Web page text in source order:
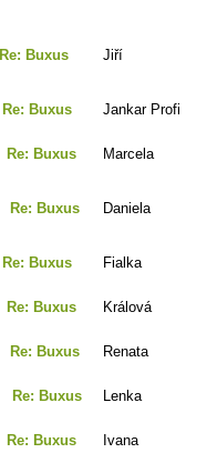
Re: Buxus Jiří
Re: Buxus Jankar Profi
Re: Buxus Marcela
Re: Buxus Daniela
Re: Buxus Fialka
Re: Buxus Králová
Re: Buxus Renata
Re: Buxus Lenka
Re: Buxus Ivana